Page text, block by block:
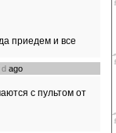
приедем и все
dago
с пультом от